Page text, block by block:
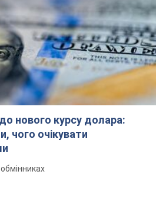
нового курсу долара:
чого очікувати